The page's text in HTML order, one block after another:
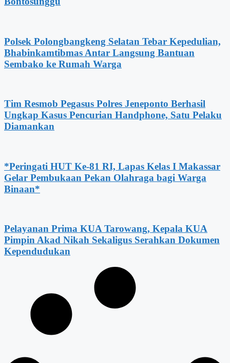
Polsek Polongbangkeng Selatan Tebar Kepedulian,
Bhabinkamtibmas Antar Langsung Bantuan
Sembako ke Rumah Warga
Tim Resmob Pegasus Polres Jeneponto Berhasil
Ungkap Kasus Pencurian Handphone, Satu Pelaku
Diamankan
*Peringati HUT Ke-81 RI, Lapas Kelas I Makassar
Gelar Pembukaan Pekan Olahraga bagi Warga
Binaan*
Pelayanan Prima KUA Tarowang, Kepala KUA
Pimpin Akad Nikah Sekaligus Serahkan Dokumen
Kependudukan